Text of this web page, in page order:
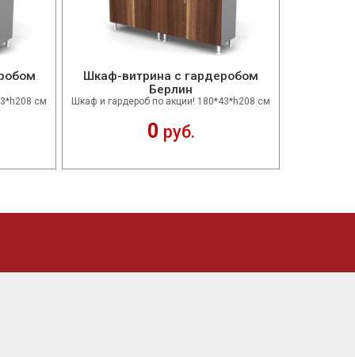
см
Шкаф-витрина с гардеробом
Берлин
Шкаф и гардероб по акции! 180*43*h208 см
0 руб.